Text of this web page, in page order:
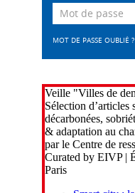
MOT DE PASSE OUBLIÉ ?